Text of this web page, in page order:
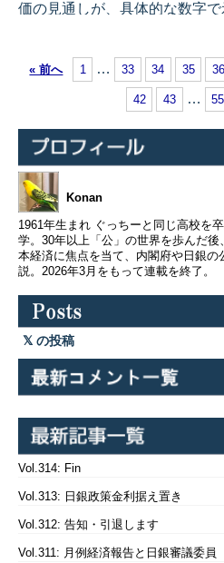
価の見通しが、具体的な数字
融政策運営の基本的考え方も
れるとの報道が早くから流れ
に振れたこともあり、とくに
な公表物が３つもあるので、
とはしません。興味がある方
« 前へ 1 … 33 34 35 36
42 43 … 55
Konan
1961年生まれ ぐっちーと同じ高校を
学。30年以上「公」の世界を歩んだ
本経済に焦点を当て、内閣府や日銀
説。2026年3月をもって連載を終了。
の投稿
Vol.314: Fin
Vol.313: 日銀政策金利据え置き
Vol.312: 告知・引退します
Vol.311: 月例経済報告と日銀審議委員